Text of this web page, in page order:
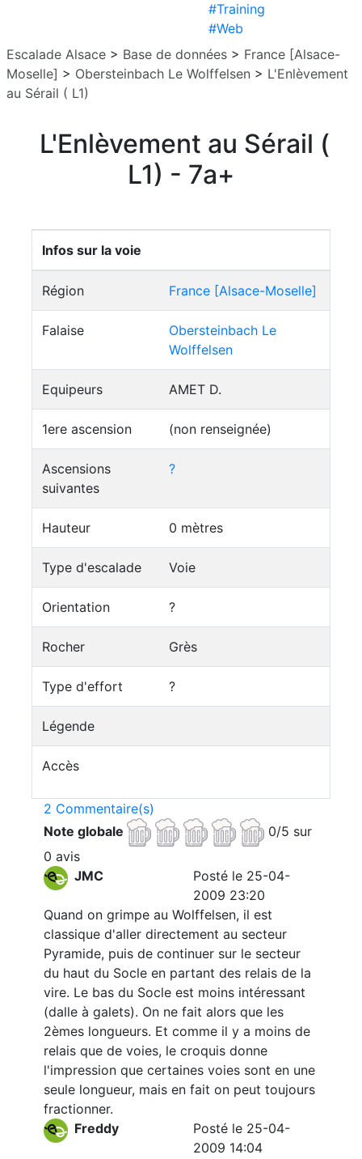
#Training
#Web
Escalade Alsace > Base de données > France [Alsace-
Moselle] > Obersteinbach Le Wolffelsen > L'Enlèvement
au Sérail ( L1)
L'Enlèvement au Sérail (
L1) - 7a+
Infos sur la voie
Région France [Alsace-Moselle]
Falaise
Obersteinbach Le
Wolffelsen
Equipeurs AMET D.
1ere ascension (non renseignée)
Ascensions
suivantes
?
Hauteur 0 mètres
Type d'escalade Voie
Orientation ?
Rocher Grès
Type d'effort ?
Légende
Accès
2 Commentaire(s)
Note globale
0/5 sur
0 avis
JMC
Posté le 25-04-
2009 23:20
Quand on grimpe au Wolffelsen, il est
classique d'aller directement au secteur
Pyramide, puis de continuer sur le secteur
du haut du Socle en partant des relais de la
vire. Le bas du Socle est moins intéressant
(dalle à galets). On ne fait alors que les
2èmes longueurs. Et comme il y a moins de
relais que de voies, le croquis donne
l'impression que certaines voies sont en une
seule longueur, mais en fait on peut toujours
fractionner.
Freddy
Posté le 25-04-
2009 14:04